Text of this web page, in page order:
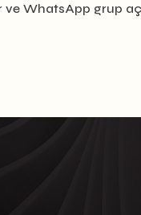
ve WhatsApp grup